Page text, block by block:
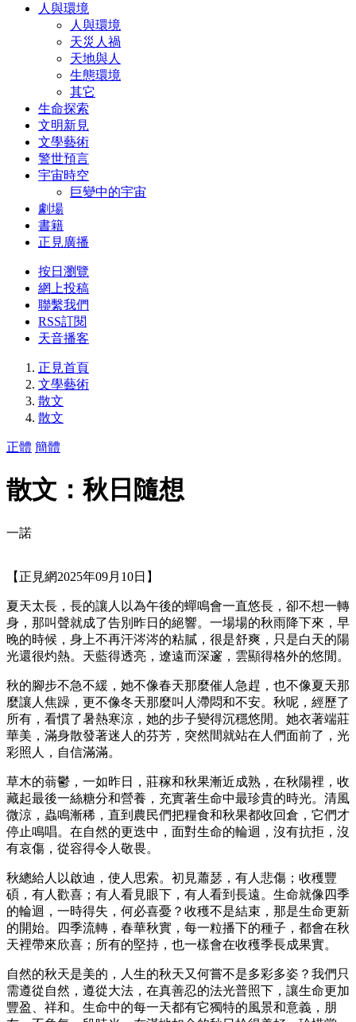
人與環境
人與環境
天災人禍
天地與人
生態環境
其它
生命探索
文明新見
文學藝術
警世預言
宇宙時空
巨變中的宇宙
劇場
書籍
正見廣播
按日瀏覽
網上投稿
聯繫我們
RSS訂閱
天音播客
正見首頁
文學藝術
散文
散文
正體 簡體
散文：秋日隨想
一諾
【正見網2025年09月10日】
夏天太長，長的讓人以為午後的蟬鳴會一直悠長，卻不想一轉
身，那叫聲就成了告別昨日的絕響。一場場的秋雨降下來，早
晚的時候，身上不再汗涔涔的粘膩，很是舒爽，只是白天的陽
光還很灼熱。天藍得透亮，遼遠而深邃，雲顯得格外的悠閒。
秋的腳步不急不緩，她不像春天那麼催人急趕，也不像夏天那
麼讓人焦躁，更不像冬天那麼叫人滯悶和不安。秋呢，經歷了
所有，看慣了暑熱寒涼，她的步子變得沉穩悠閒。她衣著端莊
華美，滿身散發著迷人的芬芳，突然間就站在人們面前了，光
彩照人，自信滿滿。
草木的蓊鬱，一如昨日，莊稼和秋果漸近成熟，在秋陽裡，收
藏起最後一絲糖分和營養，充實著生命中最珍貴的時光。清風
微涼，蟲鳴漸稀，直到農民們把糧食和秋果都收回倉，它們才
停止鳴唱。在自然的更迭中，面對生命的輪迴，沒有抗拒，沒
有哀傷，從容得令人敬畏。
秋總給人以啟迪，使人思索。初見蕭瑟，有人悲傷；收穫豐
碩，有人歡喜；有人看見眼下，有人看到長遠。生命就像四季
的輪迴，一時得失，何必喜憂？收穫不是結束，那是生命更新
的開始。四季流轉，春華秋實，每一粒播下的種子，都會在秋
天裡帶來欣喜；所有的堅持，也一樣會在收穫季長成果實。
自然的秋天是美的，人生的秋天又何嘗不是多彩多姿？我們只
需遵從自然，遵從大法，在真善忍的法光普照下，讓生命更加
豐盈、祥和。生命中的每一天都有它獨特的風景和意義，朋